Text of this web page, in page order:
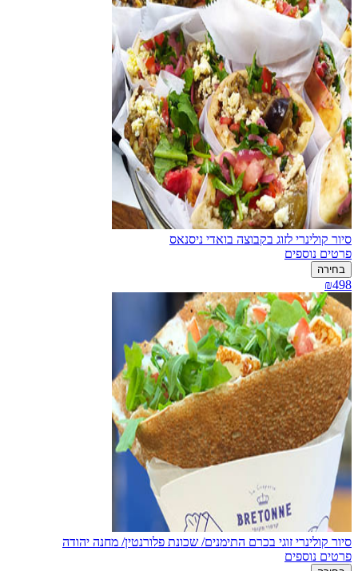
סיור קולינרי לזוג בקבוצה בואדי ניסנאס
פרטים נוספים
בחירה
₪498
סיור קולינרי זוגי בכרם התימנים/ שכונת פלורנטין/ מחנה יהודה
פרטים נוספים